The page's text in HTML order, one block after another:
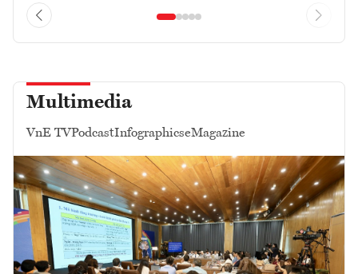
Multimedia
VnE TVPodcastInfographicseMagazine